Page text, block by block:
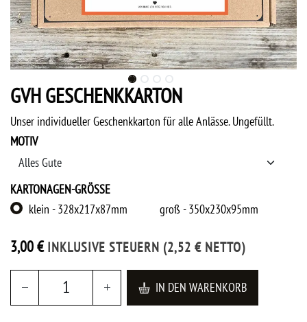
GVH GESCHENKKARTON
Unser individueller Geschenkkarton für alle Anlässe. Ungefüllt.
MOTIV
KARTONAGEN-GRÖSSE
klein - 328x217x87mm
groß - 350x230x95mm
3,00€ INKLUSIVE STEUERN (2,52 € NETTO)
IN DEN WARENKORB